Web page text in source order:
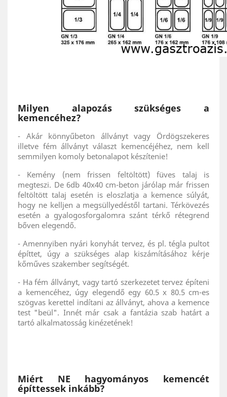
Milyen alapozás szükséges a
kemencéhez?
- Akár könnyűbeton állványt vagy Ördögszekeres
illetve fém állványt választ kemencéjéhez, nem kell
semmilyen komoly betonalapot készítenie!
- Kemény (nem frissen feltöltött) füves talaj is
megteszi. De 6db 40x40 cm-beton járólap már frissen
feltöltött talaj esetén is eloszlatja a kemence súlyát,
hogy ne kelljen a megsüllyedéstől tartani. Térkövezés
esetén a gyalogosforgalomra szánt térkő rétegrend
bőven elegendő.
- Amennyiben nyári konyhát tervez, és pl. tégla pultot
építtet, úgy a szükséges alap kiszámításához kérje
kőműves szakember segítségét.
- Ha fém állványt, vagy tartó szerkezetet tervez építeni
a kemencéhez, úgy elegendő egy 60.5 x 80.5 cm-es
szögvas kerettel indítani az állványt, ahova a kemence
test "beül". Innét már csak a fantázia szab határt a
tartó alkalmatosság kinézetének!
Miért NE hagyományos kemencét
építtessek inkább?